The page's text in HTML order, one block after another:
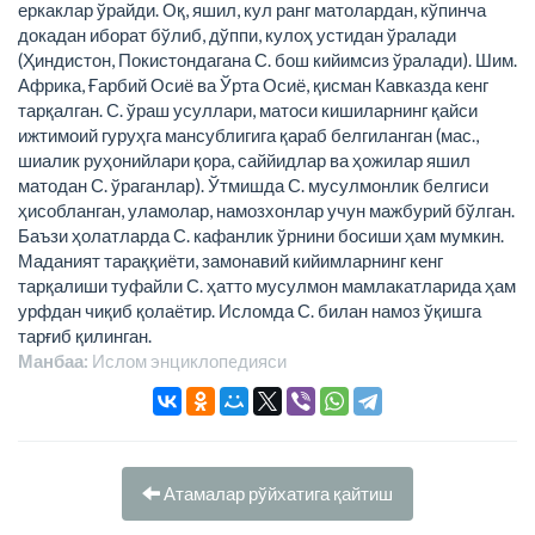
еркаклар ўрайди. Оқ, яшил, кул ранг матолардан, кўпинча
докадан иборат бўлиб, дўппи, кулоҳ устидан ўралади
(Ҳиндистон, Покистондагана С. бош кийимсиз ўралади). Шим.
Африка, Ғарбий Осиё ва Ўрта Осиё, қисман Кавказда кенг
тарқалган. С. ўраш усуллари, матоси кишиларнинг қайси
ижтимоий гуруҳга мансублигига қараб белгиланган (мас.,
шиалик руҳонийлари қора, саййидлар ва ҳожилар яшил
матодан С. ўраганлар). Ўтмишда С. мусулмонлик белгиси
ҳисобланган, уламолар, намозхонлар учун мажбурий бўлган.
Баъзи ҳолатларда С. кафанлик ўрнини босиши ҳам мумкин.
Маданият тараққиёти, замонавий кийимларнинг кенг
тарқалиши туфайли С. ҳатто мусулмон мамлакатларида ҳам
урфдан чиқиб қолаётир. Исломда С. билан намоз ўқишга
тарғиб қилинган.
Манбаа: Ислом энциклопeдияси
Атамалар рўйхатига қайтиш